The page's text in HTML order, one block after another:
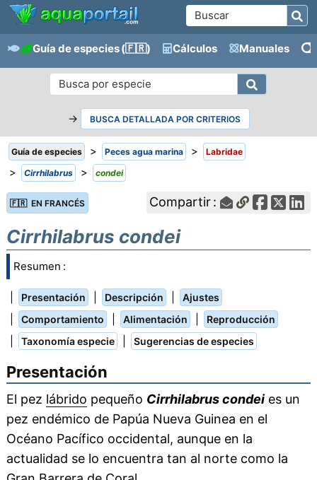
Guía de especies(🇫🇷) Cálculos Manuales
→ BUSCA DETALLADA POR CRITERIOS
Guía de especies > Peces agua marina > Labridae
> Cirrhilabrus > condei
🇫🇷 EN FRANCÉS Compartir :
Cirrhilabrus condei
Resumen :
Presentación Descripción Ajustes
Comportamiento Alimentación Reproducción
Taxonomía especie Sugerencias de especies
Presentación
El pez lábrido pequeño Cirrhilabrus condeies un
pez endémico de Papúa Nueva Guinea en el
Océano Pacífico occidental, aunque en la
actualidad se lo encuentra tan al norte como la